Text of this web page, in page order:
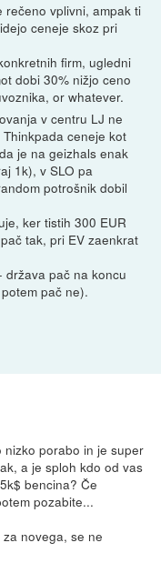
rečeno vplivni, ampak ti
ceneje skoz pri
firm, ugledni
dobi 30% nižjo ceno
or whatever.
v centru LJ ne
ceneje kot
je na geizhals enak
1k), v SLO pa
potrošnik dobil
ker tistih 300 EUR
tak, pri EV zaenkrat
država pač na koncu
pač ne).
nizko porabo in je super
a je sploh kdo od vas
bencina? Če
pozabite...
novega, se ne